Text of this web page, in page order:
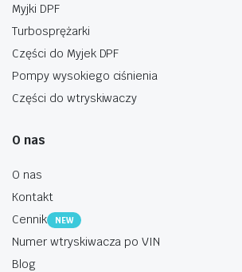
Myjki DPF
Turbosprężarki
Części do Myjek DPF
Pompy wysokiego ciśnienia
Części do wtryskiwaczy
O nas
O nas
Kontakt
Cennik
NEW
Numer wtryskiwacza po VIN
Blog